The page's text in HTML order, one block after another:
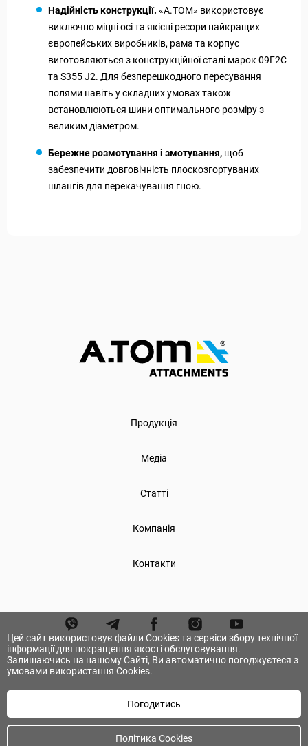
Цей сайт використовує файли Cookies та сервіси збору технічної
інформації для покращення якості обслуговування.
Залишаючись на нашому Сайті, Ви автоматично погоджуєтеся з
умовами використання Cookies.
Погодитись
Політика Cookies
Надійність конструкції. «А.ТОМ» використовує
виключно міцні осі та якісні ресори найкращих
європейських виробників, рама та корпус
виготовляються з конструкційної сталі марок 09Г2С
та S355 J2. Для безперешкодного пересування
полями навіть у складних умовах також
встановлюються шини оптимального розміру з
великим діаметром.
Бережне розмотування і змотування, щоб
забезпечити довговічність плоскозгортуваних
шлангів для перекачування гною.
Продукція
Медіа
Статті
Компанія
Контакти
© А.ТОМ. Всі права захищені.